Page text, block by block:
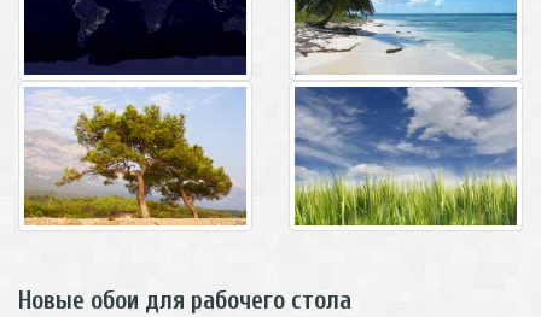
Новые обои для рабочего стола